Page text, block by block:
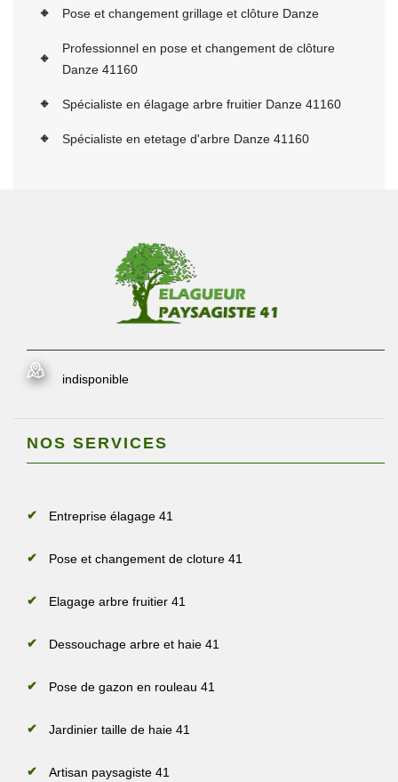
Pose et changement grillage et clôture Danze
Professionnel en pose et changement de clôture
Danze 41160
Spécialiste en élagage arbre fruitier Danze 41160
Spécialiste en etetage d'arbre Danze 41160
indisponible
NOS SERVICES
Entreprise élagage 41
Pose et changement de cloture 41
Elagage arbre fruitier 41
Dessouchage arbre et haie 41
Pose de gazon en rouleau 41
Jardinier taille de haie 41
Artisan paysagiste 41